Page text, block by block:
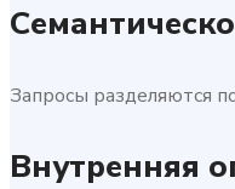
Запросы разделяются
Внутренняя